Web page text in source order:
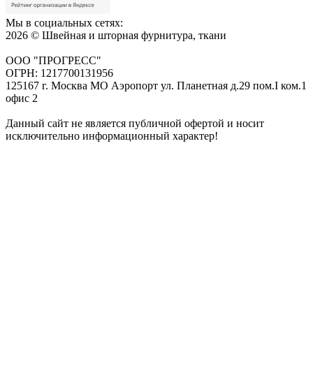
Мы в социальных сетях:
2026 © Швейная и шторная фурнитура, ткани
ООО "ПРОГРЕСС"
ОГРН: 1217700131956
125167 г. Москва МО Аэропорт ул. Планетная д.29 пом.I ком.1
офис 2
Данный сайт не является публичной офертой и носит
исключительно информационный характер!